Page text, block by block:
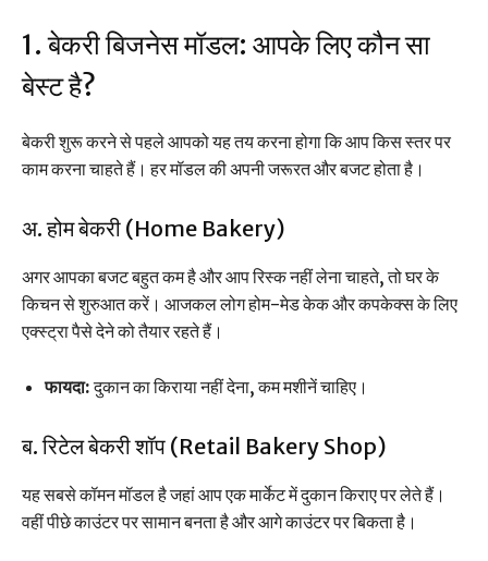
1. बेकरी बिजनेस मॉडल: आपके लिए कौन सा
बेस्ट है?
बेकरी शुरू करने से पहले आपको यह तय करना होगा कि आप किस स्तर पर
काम करना चाहते हैं। हर मॉडल की अपनी जरूरत और बजट होता है।
अ. होम बेकरी (Home Bakery)
अगर आपका बजट बहुत कम है और आप रिस्क नहीं लेना चाहते, तो घर के
किचन से शुरुआत करें। आजकल लोग होम-मेड केक और कपकेक्स के लिए
एक्स्ट्रा पैसे देने को तैयार रहते हैं।
फायदा:दुकान का किराया नहीं देना, कम मशीनें चाहिए।
ब. रिटेल बेकरी शॉप (Retail Bakery Shop)
यह सबसे कॉमन मॉडल है जहां आप एक मार्केट में दुकान किराए पर लेते हैं।
वहीं पीछे काउंटर पर सामान बनता है और आगे काउंटर पर बिकता है।